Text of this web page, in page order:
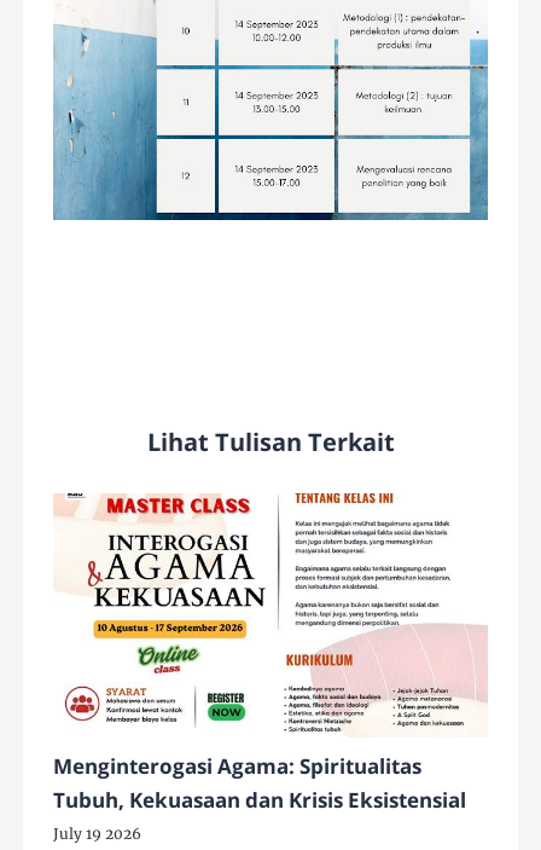
Lihat Tulisan Terkait
Menginterogasi Agama: Spiritualitas
Tubuh, Kekuasaan dan Krisis Eksistensial
July 19 2026